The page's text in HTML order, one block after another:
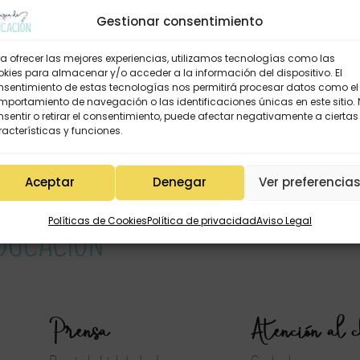
Gestionar consentimiento
ofrecer las mejores experiencias, utilizamos tecnologías como las
para almacenar y/o acceder a la información del dispositivo. El
de estas tecnologías nos permitirá procesar datos como el
de navegación o las identificaciones únicas en este sitio.
o retirar el consentimiento, puede afectar negativamente a ciertas
y funciones.
Aceptar Denegar Ver preferencias
Políticas de CookiesPolítica de privacidadAviso Legal
«COSAS DE COLE»
(negra)
€12,95€
7 SEGUNDOS
FUNDA ORDENADOR
(crema)
24,95€12,95
Prensa Atención al